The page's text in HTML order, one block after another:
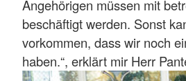
Angehörigen müssen mit
beschäftigt werden. Sonst
vorkommen, dass wir noch
haben.“, erklärt mir Herr